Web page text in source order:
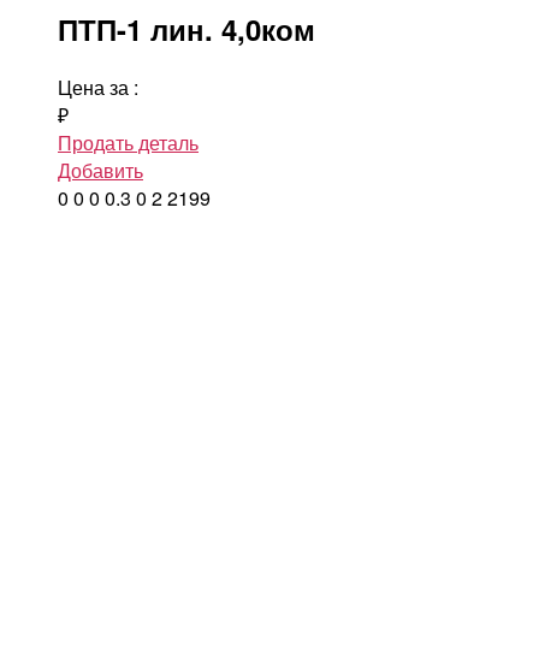
ПТП-1 лин. 4,0ком
Цена за :
₽
Продать деталь
Добавить
0 0 0 0.3 0 22199